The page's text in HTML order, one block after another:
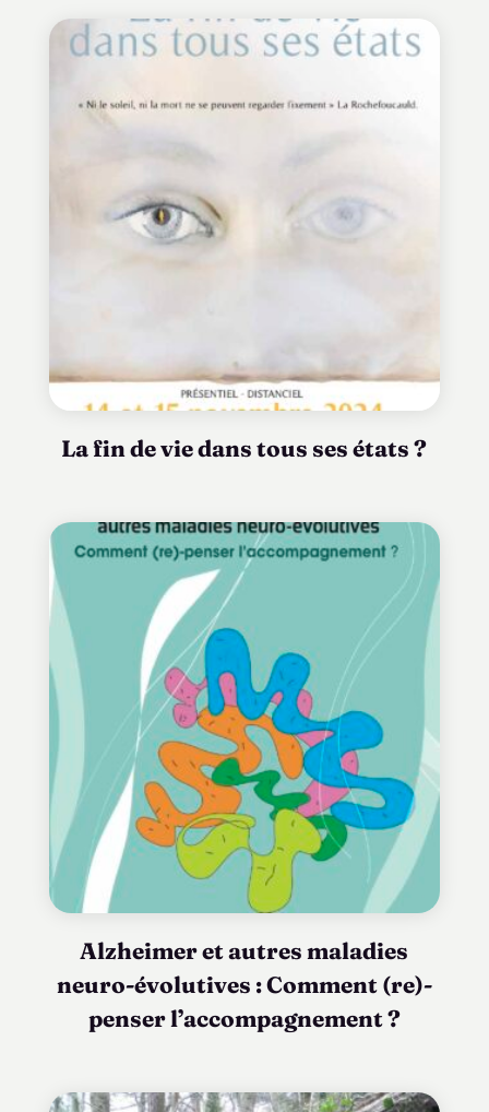
La fin de vie dans tous ses états ?
Alzheimer et autres maladies
neuro-évolutives : Comment (re)-
penser l’accompagnement ?